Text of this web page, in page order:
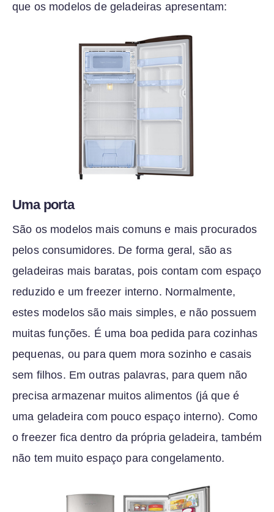
que os modelos de geladeiras apresentam:
Uma porta
São os modelos mais comuns e mais procurados
pelos consumidores. De forma geral, são as
geladeiras mais baratas, pois contam com espaço
reduzido e um freezer interno. Normalmente,
estes modelos são mais simples, e não possuem
muitas funções. É uma boa pedida para cozinhas
pequenas, ou para quem mora sozinho e casais
sem filhos. Em outras palavras, para quem não
precisa armazenar muitos alimentos (já que é
uma geladeira com pouco espaço interno). Como
o freezer fica dentro da própria geladeira, também
não tem muito espaço para congelamento.